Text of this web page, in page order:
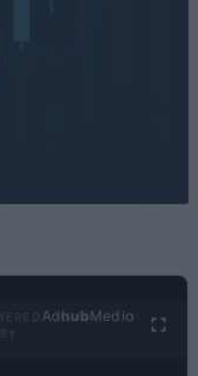
Ad hubMedia